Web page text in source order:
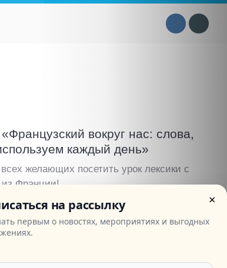
вокруг нас: слова,
каждый день»
желающих посетить урок лексики с
из Франции!
×
на рассылку
первым о новостях, мероприятиях и выгодных